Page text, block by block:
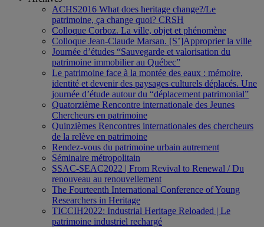
ACHS2016 What does heritage change?/Le
patrimoine, ça change quoi? CRSH
Colloque Corboz. La ville, objet et phénomène
Colloque Jean-Claude Marsan. [S’]Approprier la ville
Journée d’études “Sauvegarde et valorisation du
patrimoine immobilier au Québec”
Le patrimoine face à la montée des eaux : mémoire,
identité et devenir des paysages culturels déplacés. Une
journée d’étude autour du “déplacement patrimonial”
Quatorzième Rencontre internationale des Jeunes
Chercheurs en patrimoine
Quinzièmes Rencontres internationales des chercheurs
de la relève en patrimoine
Rendez-vous du patrimoine urbain autrement
Séminaire métropolitain
SSAC-SEAC2022 | From Revival to Renewal / Du
renouveau au renouvellement
The Fourteenth International Conference of Young
Researchers in Heritage
TICCIH2022: Industrial Heritage Reloaded | Le
patrimoine industriel rechargé